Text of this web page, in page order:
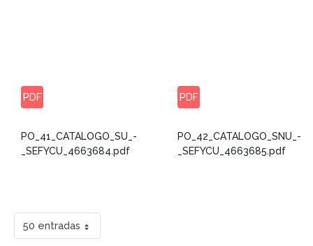
PDF
PO_41_CATALOGO_SU_-
_SEFYCU_4663684.pdf
PDF
PO_42_CATALOGO_SNU_-
_SEFYCU_4663685.pdf
50 entradas